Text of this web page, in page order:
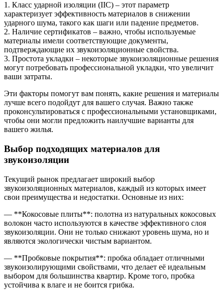
1. Класс ударной изоляции (IIC) – этот параметр
характеризует эффективность материалов в снижении
ударного шума, такого как шаги или падение предметов.
2. Наличие сертификатов – важно, чтобы используемые
материалы имели соответствующие документы,
подтверждающие их звукоизоляционные свойства.
3. Простота укладки – некоторые звукоизоляционные решения
могут потребовать профессиональной укладки, что увеличит
ваши затраты.
Эти факторы помогут вам понять, какие решения и материалы
лучше всего подойдут для вашего случая. Важно также
проконсультироваться с профессиональными установщиками,
чтобы они могли предложить наилучшие варианты для
вашего жилья.
Выбор подходящих материалов для
звукоизоляции
Текущий рынок предлагает широкий выбор
звукоизоляционных материалов, каждый из которых имеет
свои преимущества и недостатки. Основные из них:
— **Кокосовые плиты**: полотна из натуральных кокосовых
волокон часто используются в качестве эффективного слоя
звукоизоляции. Они не только снижают уровень шума, но и
являются экологически чистым вариантом.
— **Пробковые покрытия**: пробка обладает отличными
звукоизолирующими свойствами, что делает её идеальным
выбором для большинства квартир. Кроме того, пробка
устойчива к влаге и не боится грибка.